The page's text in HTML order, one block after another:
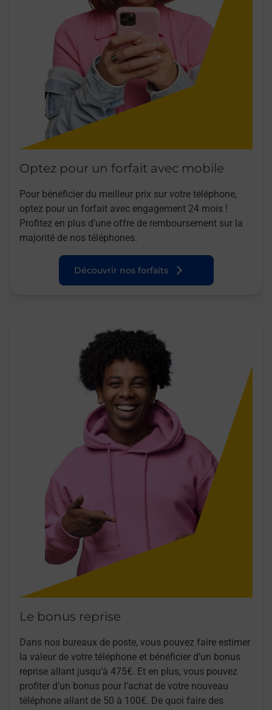
Optez pour un forfait avec mobile
Pour bénéficier du meilleur prix sur votre téléphone,
optez pour un forfait avec engagement 24 mois !
Profitez en plus d’une offre de remboursement sur la
majorité de nos téléphones.
Découvrir nos forfaits
Le bonus reprise
Dans nos bureaux de poste, vous pouvez faire estimer
la valeur de votre téléphone et bénéficier d’un bonus
reprise allant jusqu’à 475€. Et en plus, vous pouvez
profiter d’un bonus pour l’achat de votre nouveau
téléphone allant de 50 à 100€. De quoi faire des